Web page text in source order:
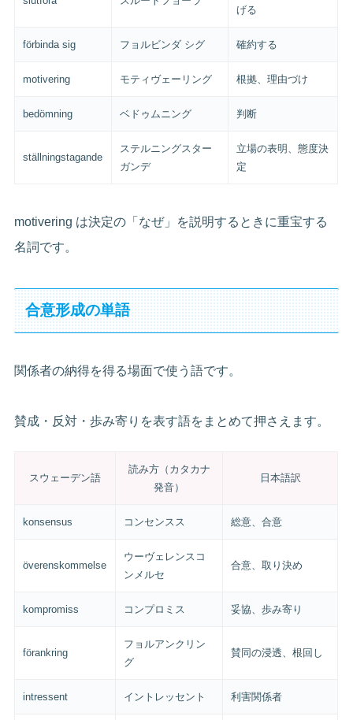
げる
förbinda sig フョルビンダ シグ 確約する
motivering モティヴェーリング 根拠、理由づけ
bedömning ベドゥムニング 判断
ställningstagande
ステルニングスター
ガンデ
立場の表明、態度決
定
motivering は決定の「なぜ」を説明するときに重宝する
名詞です。
合意形成の単語
関係者の納得を得る場面で使う語です。
賛成・反対・歩み寄りを表す語をまとめて押さえます。
スウェーデン語
読み方（カタカナ
発音）
日本語訳
konsensus コンセンスス 総意、合意
överenskommelse
ウーヴェレンスコ
ンメルセ
合意、取り決め
kompromiss コンプロミス 妥協、歩み寄り
förankring
フョルアンクリン
グ
賛同の浸透、根回し
intressent イントレッセント 利害関係者